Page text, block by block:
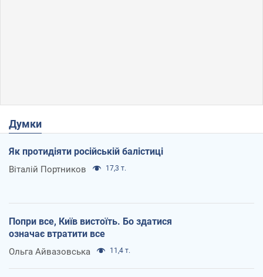
Думки
Як протидіяти російській балістиці
Віталій Портников 17,3 т.
Попри все, Київ вистоїть. Бо здатися
означає втратити все
Ольга Айвазовська 11,4 т.